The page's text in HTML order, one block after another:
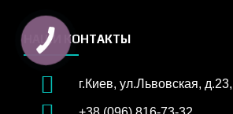
НАШИ КОНТАКТЫ
г.Киев, ул.Львовская,